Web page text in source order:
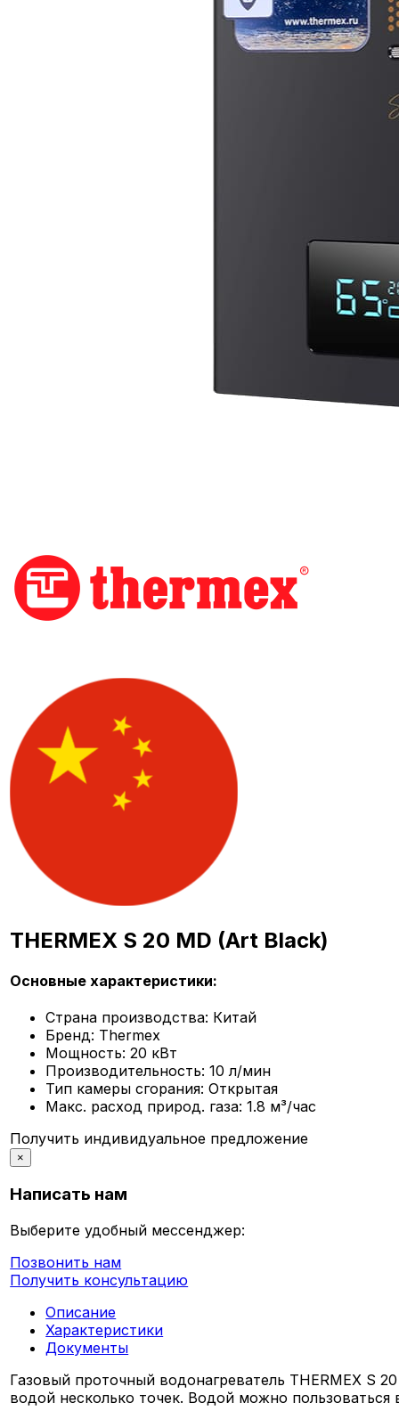
THERMEX S 20 MD (Art Black)
Основные характеристики:
Страна производства: Китай
Бренд: Thermex
Мощность: 20 кВт
Производительность: 10 л/мин
Тип камеры сгорания: Открытая
Макс. расход природ. газа: 1.8 м³/час
Получить индивидуальное предложение
×
Написать нам
Выберите удобный мессенджер:
Позвонить нам
Получить консультацию
Описание
Характеристики
Документы
Газовый проточный водонагреватель THERMEX S
водой несколько точек. Водой можно пользоваться